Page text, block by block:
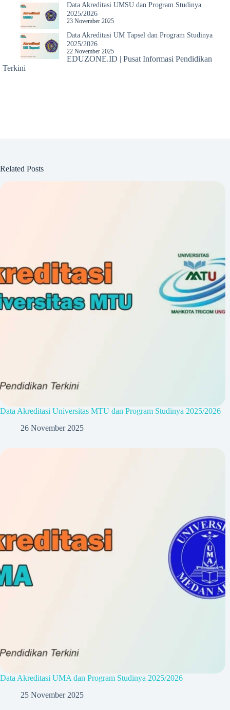
Data Akreditasi UMSU dan Program Studinya
2025/2026
23 November 2025
Data Akreditasi UM Tapsel dan Program Studinya
2025/2026
22 November 2025
EDUZONE.ID | Pusat Informasi Pendidikan
Terkini
Related Posts
Data Akreditasi Universitas MTU dan Program Studinya 2025/2026
26 November 2025
Data Akreditasi UMA dan Program Studinya 2025/2026
25 November 2025